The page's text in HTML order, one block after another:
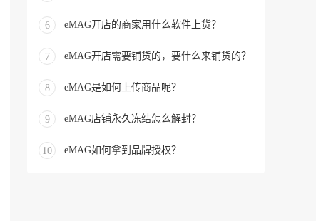
6 eMAG开店的商家用什么软件上货？
7 eMAG开店需要铺货的，要什么来铺货的？
8 eMAG是如何上传商品呢？
9 eMAG店铺永久冻结怎么解封？
10 eMAG如何拿到品牌授权？